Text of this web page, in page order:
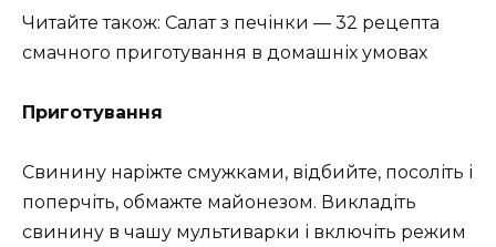
Читайте також: Салат з печінки — 32 рецепта
смачного приготування в домашніх умовах
Приготування
Свинину наріжте смужками, відбийте, посоліть і
поперчіть, обмажте майонезом. Викладіть
свинину в чашу мультиварки і включіть режим